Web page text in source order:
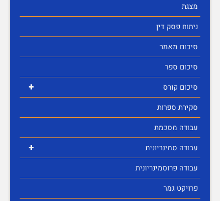
מצגת
ניתוח פסק דין
סיכום מאמר
סיכום ספר
+
סיכום קורס
סקירת ספרות
עבודה מסכמת
+
עבודה סמינריונית
עבודה פרוסמינריונית
פרויקט גמר